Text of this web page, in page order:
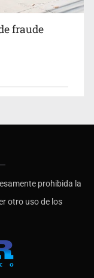
fraude
prohibida la
otro uso de los